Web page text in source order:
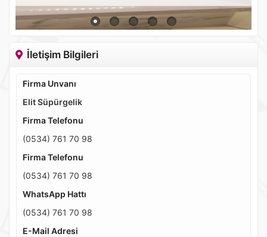
İletişim Bilgileri
Firma Unvanı
Elit Süpürgelik
Firma Telefonu
(0534) 761 70 98
Firma Telefonu
(0534) 761 70 98
WhatsApp Hattı
(0534) 761 70 98
E-Mail Adresi